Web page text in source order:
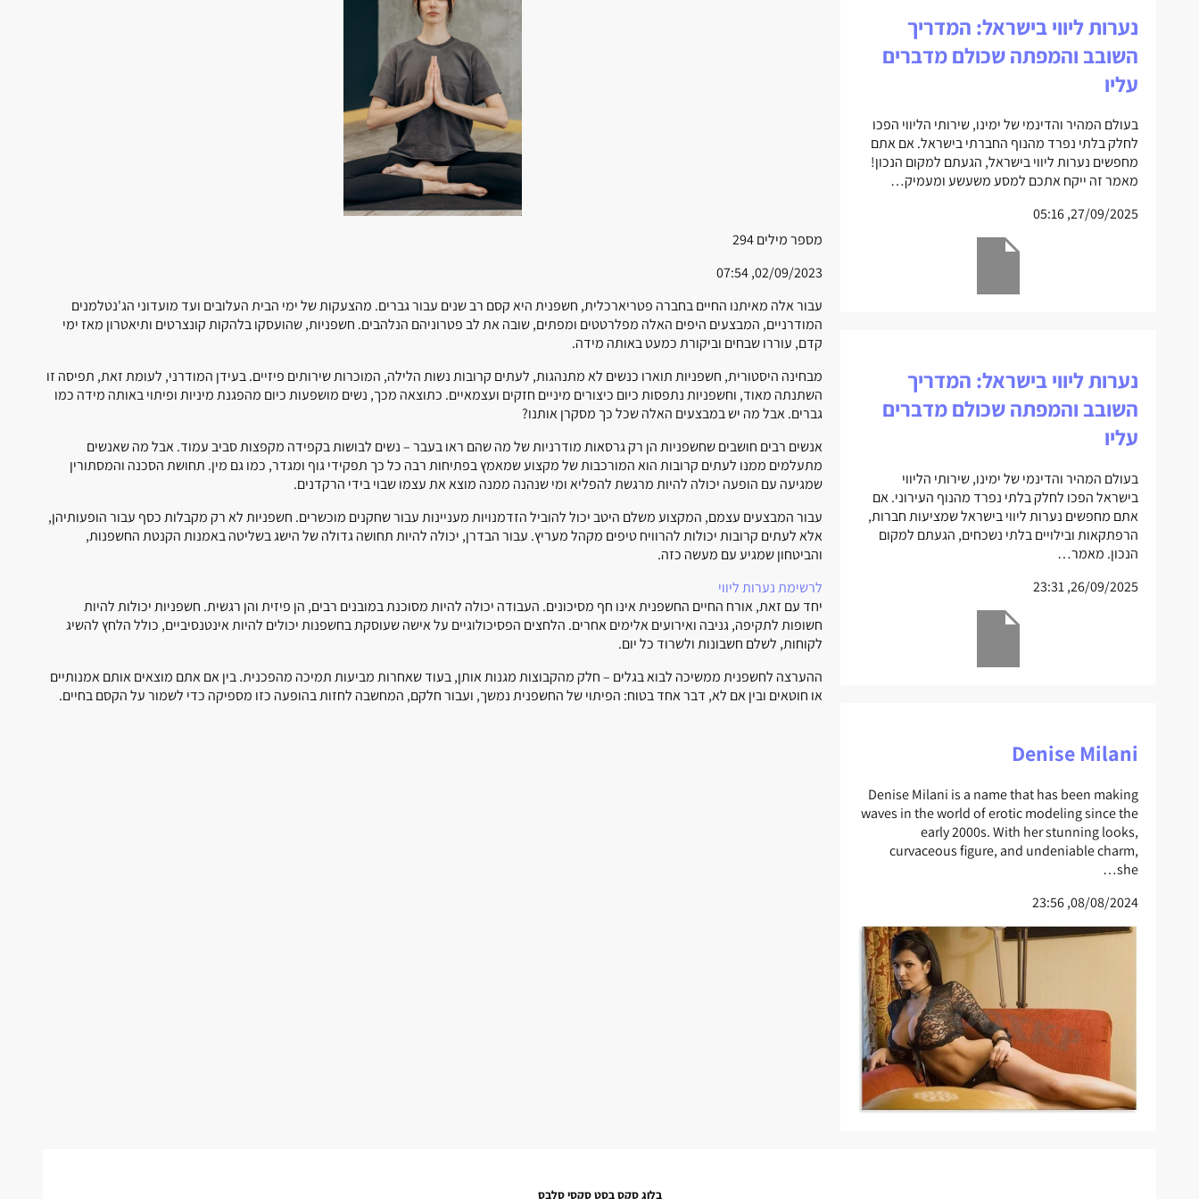
מספר מילים294
02/09/2023, 07:54
עבור אלה מאיתנו החיים בחברה פטריארכלית, חשפנית היא קסם רב שנים עבור גברים. מהצעקות של ימי הבית העלובים ועד מועדוני הג'נטלמנים
המודרניים, המבצעים היפים האלה מפלרטטים ומפתים, שובה את לב פטרוניהם הנלהבים. חשפניות, שהועסקו בלהקות קונצרטים ותיאטרון מאז ימי
קדם, עוררו שבחים וביקורת כמעט באותה מידה.
מבחינה היסטורית, חשפניות תוארו כנשים לא מתנהגות, לעתים קרובות נשות הלילה, המוכרות שירותים פיזיים. בעידן המודרני, לעומת זאת, תפיסה זו
השתנתה מאוד, וחשפניות נתפסות כיום כיצורים מיניים חזקים ועצמאיים. כתוצאה מכך, נשים מושפעות כיום מהפגנת מיניות ופיתוי באותה מידה כמו
גברים. אבל מה יש במבצעים האלה שכל כך מסקרן אותנו?
אנשים רבים חושבים שחשפניות הן רק גרסאות מודרניות של מה שהם ראו בעבר – נשים לבושות בקפידה מקפצות סביב עמוד. אבל מה שאנשים
מתעלמים ממנו לעתים קרובות הוא המורכבות של מקצוע שמאמץ בפתיחות רבה כל כך תפקידי גוף ומגדר, כמו גם מין. תחושת הסכנה והמסתורין
שמגיעה עם הופעה יכולה להיות מרגשת להפליא ומי שנהנה ממנה מוצא את עצמו שבוי בידי הרקדנים.
עבור המבצעים עצמם, המקצוע משלם היטב יכול להוביל הזדמנויות מעניינות עבור שחקנים מוכשרים. חשפניות לא רק מקבלות כסף עבור הופעותיהן,
אלא לעתים קרובות יכולות להרוויח טיפים מקהל מעריץ. עבור הבדרן, יכולה להיות תחושה גדולה של הישג בשליטה באמנות הקנטת החשפנות,
והביטחון שמגיע עם מעשה כזה.
לרשימת נערות ליווי
יחד עם זאת, אורח החיים החשפנית אינו חף מסיכונים. העבודה יכולה להיות מסוכנת במובנים רבים, הן פיזית והן רגשית. חשפניות יכולות להיות
חשופות לתקיפה, גניבה ואירועים אלימים אחרים. הלחצים הפסיכולוגיים על אישה שעוסקת בחשפנות יכולים להיות אינטנסיביים, כולל הלחץ להשיג
לקוחות, לשלם חשבונות ולשרוד כל יום.
ההערצה לחשפנית ממשיכה לבוא בגלים – חלק מהקבוצות מגנות אותן, בעוד שאחרות מביעות תמיכה מהפכנית. בין אם אתם מוצאים אותם אמנותיים
או חוטאים ובין אם לא, דבר אחד בטוח: הפיתוי של החשפנית נמשך, ועבור חלקם, המחשבה לחזות בהופעה כזו מספיקה כדי לשמור על הקסם בחיים.
נערות ליווי בישראל: המדריך
השובב והמפתה שכולם מדברים
עליו
בעולם המהיר והדינמי של ימינו, שירותי הליווי הפכו
לחלק בלתי נפרד מהנוף החברתי בישראל. אם אתם
מחפשים נערות ליווי בישראל, הגעתם למקום הנכון!
מאמר זה ייקח אתכם למסע משעשע ומעמיק…
27/09/2025, 05:16
נערות ליווי בישראל: המדריך
השובב והמפתה שכולם מדברים
עליו
בעולם המהיר והדינמי של ימינו, שירותי הליווי
בישראל הפכו לחלק בלתי נפרד מהנוף העירוני. אם
אתם מחפשים נערות ליווי בישראל שמציעות חברות,
הרפתקאות ובילויים בלתי נשכחים, הגעתם למקום
הנכון. מאמר…
26/09/2025, 23:31
Denise Milani
Denise Milani is a name that has been making
waves in the world of erotic modeling since the
early 2000s. With her stunning looks,
curvaceous figure, and undeniable charm,
she…
08/08/2024, 23:56
בלוג סקס בסט סקסי סלבס